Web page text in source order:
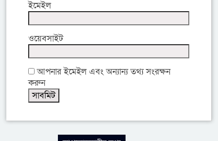
ইমেইল
ওয়েবসাইট
আপনার ইমেইল এবং অন্যান্য তথ্য সংরক্ষন
করুন